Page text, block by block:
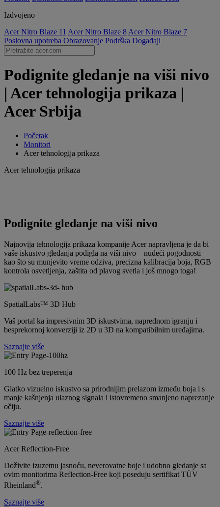
Izdvojeno
Acer Nitro Blaze 11 Acer Nitro Blaze 8 Acer Nitro Blaze 7
Poslovna upotreba Obrazovanje Podrška Događaji
Podignite gledanje na viši nivo
| Acer tehnologija prikaza |
Acer Srbija
Početak
Monitori
Acer tehnologija prikaza
Acer tehnologija prikaza
Podignite gledanje na viši nivo
Najnovija tehnologija prikaza kompanije Acer napravljena je da bi
vaše iskustvo gledanja podigla na viši nivo – nudeći pogodnosti
kao što su munjevito vreme odziva, precizna kalibracija boja, RGB
kontrola osvetljenja, zaštita od plavog svetla i još mnogo toga!
SpatialLabs™ 3D Hub
Vaš portal ka impresivnim 3D iskustvima, naprednom igranju i
besprekornoj konverziji iz 2D u 3D na kompatibilnim uređajima.
Saznajte više
100 Hz bez treperenja
Glatko vizuelno iskustvo sa prirodnijim prelazom između boja i s
manje kašnjenja ulaznog signala i istovremeno smanjeno naprezanje
očiju.
Saznajte više
Acer Reflection-Free
Doživite izuzetnu jasnoću, neverovatne boje i udobno gledanje sa
ovim monitorima Reflection-Free koji poseduju sertifikat TÜV
Rheinland®.
Saznajte više